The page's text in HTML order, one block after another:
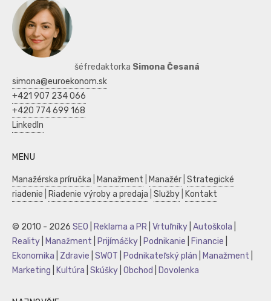
šéfredaktorka Simona Česaná
simona@euroekonom.sk
+421 907 234 066
+420 774 699 168
LinkedIn
MENU
Manažérska príručka Manažment Manažér Strategické
riadenie
Riadenie výroby a predaja Služby Kontakt
© 2010 - 2026 SEO Reklama a PR Vrtuľníky Autoškola
Reality
Manažment Prijímáčky Podnikanie Financie
Ekonomika
Zdravie SWOT Podnikateľský plán Manažment
Marketing
Kultúra Skúšky Obchod Dovolenka